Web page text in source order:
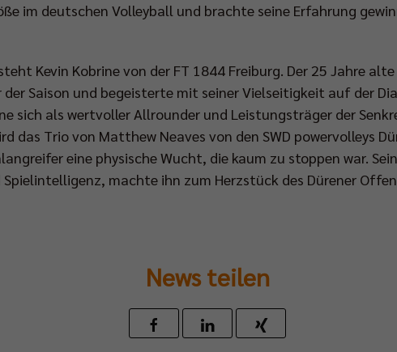
im deutschen Volleyball und brachte seine Erfahrung
Kevin Kobrine von der FT 1844 Freiburg. Der 25 Jahre
der Saison und begeisterte mit seiner Vielseitigkeit auf der
sich als wertvoller Allrounder und Leistungsträger der
das Trio von Matthew Neaves von den SWD powervolleys
eine physische Wucht, die kaum zu stoppen war.
machte ihn zum Herzstück des Dürener
News teilen